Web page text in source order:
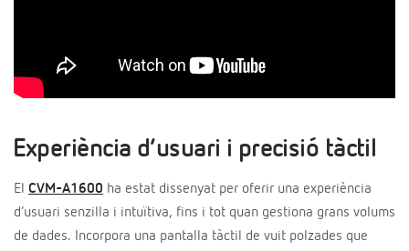
Experiència d’usuari i precisió tàctil
El CVM-A1600 ha estat dissenyat per oferir una experiència
d’usuari senzilla i intuïtiva, fins i tot quan gestiona grans volums
de dades. Incorpora una pantalla tàctil de vuit polzades que